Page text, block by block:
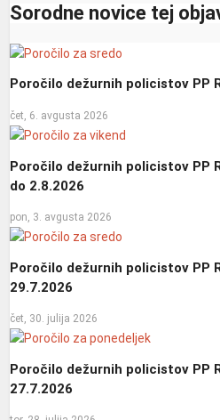
Sorodne novice tej
Poročilo dežurnih policistov PP
čet, 6. avgusta 2026
Poročilo dežurnih policistov PP
do 2.8.2026
pon, 3. avgusta 2026
Poročilo dežurnih policistov PP
29.7.2026
čet, 30. julija 2026
Poročilo dežurnih policistov PP
27.7.2026